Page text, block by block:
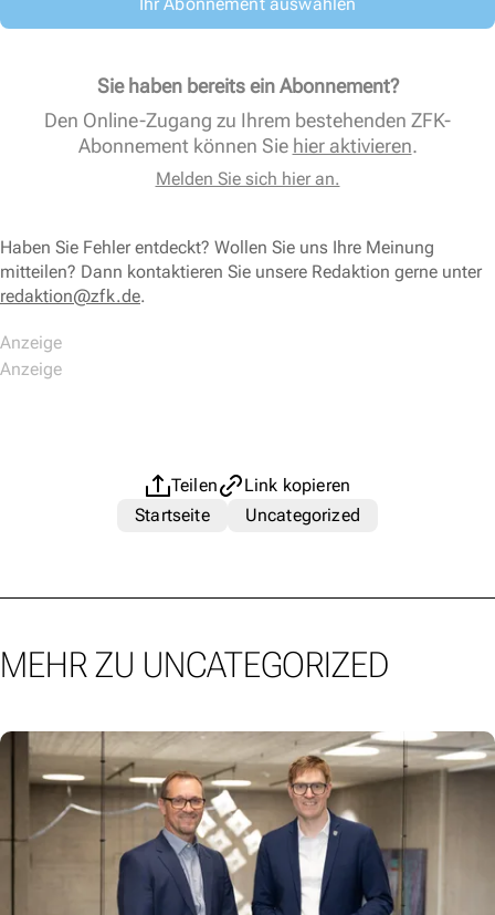
Ihr Abonnement auswählen
Sie haben bereits ein Abonnement?
Den Online-Zugang zu Ihrem bestehenden ZFK-
Abonnement können Sie hier aktivieren.
Melden Sie sich hier an.
Haben Sie Fehler entdeckt? Wollen Sie uns Ihre Meinung
mitteilen? Dann kontaktieren Sie unsere Redaktion gerne unter
redaktion@zfk.de.
Teilen
Link kopieren
Startseite
Uncategorized
MEHR ZU UNCATEGORIZED